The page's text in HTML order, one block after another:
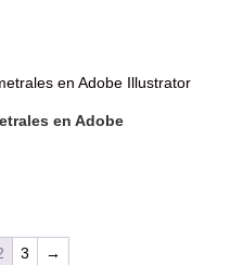
en Adobe
3 →